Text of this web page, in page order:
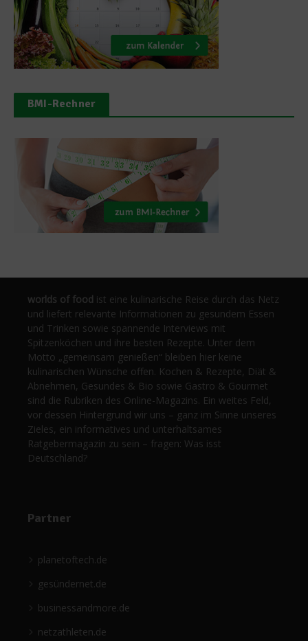
BMI-Rechner
worlds of food ist eine kulinarische Reise durch das Netz
und liefert relevante Informationen zu gesundem Essen
und Trinken sowie spannende Interviews mit
Spitzenköchen und ihre besten Rezepte. Unter dem
Motto „gemeinsam genießen“ bleiben hier keine
kulinarischen Wünsche offen. Kochen & Rezepte, Diät &
Abnehmen, Gesundes & Bio sowie Gastro & Gourmet
sind die Rubriken des Online-Magazins. Ein weites Feld,
vor dessen Hintergrund wir uns – ganz im Sinne unseres
Zieles, ein informatives und unterhaltsames
Ratgebermagazin zu sein – fragen: Was isst
Deutschland?
Partner
planetoftech.de
gesündernet.de
businessandmore.de
netzathleten.de